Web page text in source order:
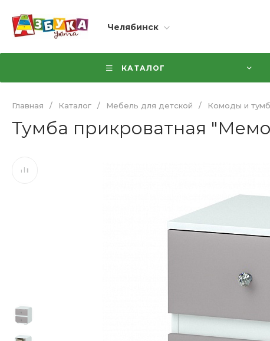
Челябинск
КАТАЛОГ
Главная / Каталог / Мебель для детской / Комоды и
Тумба прикроватная